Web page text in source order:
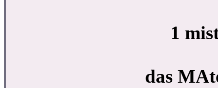
1
das